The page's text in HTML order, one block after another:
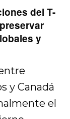
del T-
y
y Canadá
el